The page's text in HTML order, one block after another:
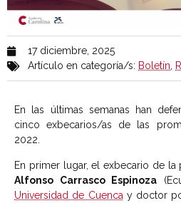
17 diciembre, 2025
Artículo en categoría/s: Boletín,
En las últimas semanas han
cinco exbecarios/as de las
2022.
En primer lugar, el exbecario de la
Alfonso Carrasco Espinoza
Universidad de Cuenca y doctor